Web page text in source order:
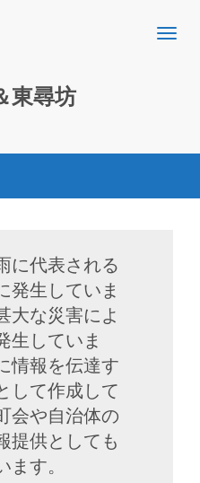
東尋坊
に代表される
発生していま
大な災害によ
生していま
情報を伝達す
して作成して
会や自治体の
提供としても
す。